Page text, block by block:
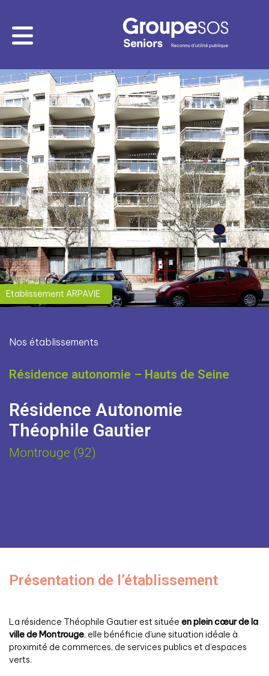
Nos établissements
Résidence autonomie – Hauts de Seine
Résidence Autonomie
Théophile Gautier
Montrouge (92)
Etablissement ARPAVIE
Présentation de l’établissement
La résidence Théophile Gautier est située en plein cœur de la
ville de Montrouge, elle bénéficie d’une situation idéale à
proximité de commerces, de services publics et d’espaces
verts.